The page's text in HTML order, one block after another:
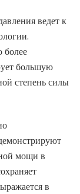
ведет к
более
большую
степень силы
мощи в
в